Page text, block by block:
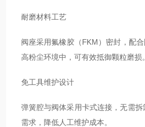
耐磨材料工艺
阀座采用氟橡胶（FKM）密封，配
高粉尘环境中，可有效抵御颗粒磨损。
免工具维护设计
弹簧腔与阀体采用卡式连接，无需
需求，降低人工维护成本。